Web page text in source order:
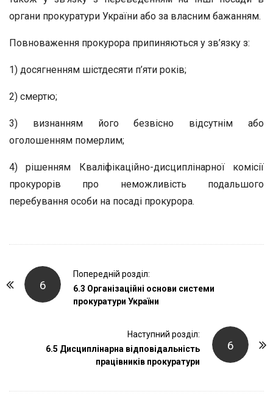
органи прокуратури України або за власним бажанням.
Повноваження прокурора припиняються у зв’язку з:
1) досягненням шістдесяти п’яти років;
2) смертю;
3) визнанням його безвісно відсутнім або
оголошенням померлим;
4) рішенням Кваліфікаційно-дисциплінарної комісії
прокурорів про неможливість подальшого
перебування особи на посаді прокурора.
6
Попередній розділ:
6.3 Організаційні основи системи
прокуратури України
6
Наступний розділ:
6.5 Дисциплінарна відповідальність
працівників прокуратури